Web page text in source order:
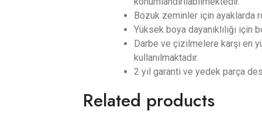
Bozuk zeminler için ayaklarda
Yüksek boya dayanıklılığı
Darbe ve çizilmelere karşı en
kullanılmaktadır.
2 yıl garanti ve yedek parça
Related products